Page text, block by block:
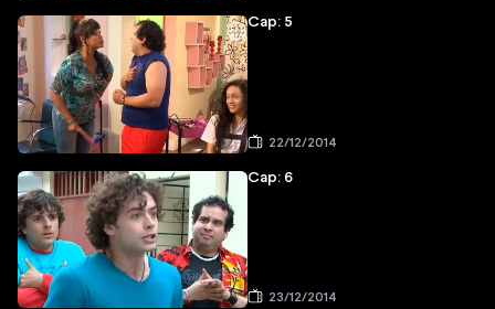
Cap: 5
22/12/2014
Cap: 6
23/12/2014